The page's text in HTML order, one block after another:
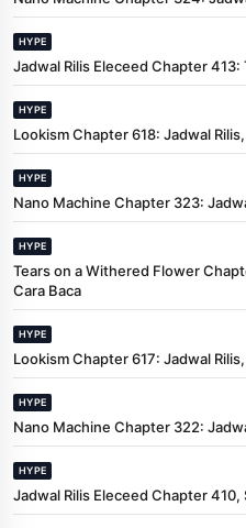
HYPE
Jadwal Rilis Eleceed Chapter
HYPE
Lookism Chapter 618: Jadwal
HYPE
Nano Machine Chapter 323:
HYPE
Tears on a Withered Flower
Cara Baca
HYPE
Lookism Chapter 617: Jadwal
HYPE
Nano Machine Chapter 322:
HYPE
Jadwal Rilis Eleceed Chapter 410,